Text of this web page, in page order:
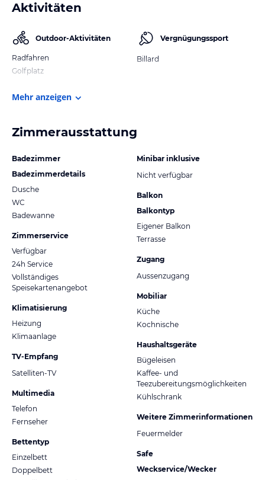
Aktivitäten
Outdoor-Aktivitäten
Radfahren
Golfplatz
Vergnügungssport
Billard
Mehr anzeigen
Zimmerausstattung
Badezimmer
Badezimmerdetails
Dusche
WC
Badewanne
Zimmerservice
Verfügbar
24h Service
Vollständiges
Speisekartenangebot
Klimatisierung
Heizung
Klimaanlage
TV-Empfang
Satelliten-TV
Multimedia
Telefon
Fernseher
Bettentyp
Einzelbett
Doppelbett
Minibar inklusive
Nicht verfügbar
Balkon
Balkontyp
Eigener Balkon
Terrasse
Zugang
Aussenzugang
Mobiliar
Küche
Kochnische
Haushaltsgeräte
Bügeleisen
Kaffee- und
Teezubereitungsmöglichkeiten
Kühlschrank
Weitere Zimmerinformationen
Feuermelder
Safe
Weckservice/Wecker